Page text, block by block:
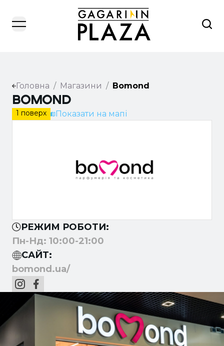
open navigation menu
Головна / Магазини / Bomond
Bomond
1 поверх Показати на мапі
РЕЖИМ РОБОТИ:
Пн-Нд: 10:00-21:00
САЙТ:
bomond.ua/